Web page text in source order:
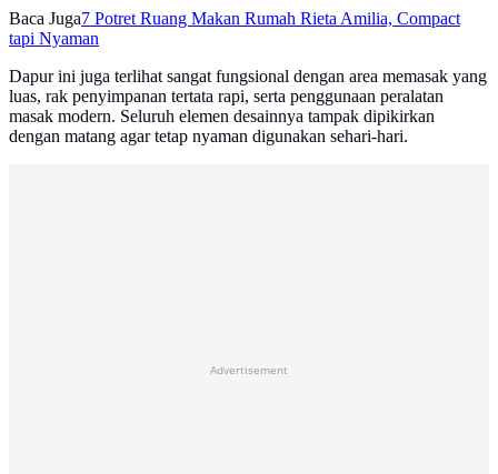
Baca Juga7 Potret Ruang Makan Rumah Rieta Amilia, Compact
tapi Nyaman
Dapur ini juga terlihat sangat fungsional dengan area memasak yang
luas, rak penyimpanan tertata rapi, serta penggunaan peralatan
masak modern. Seluruh elemen desainnya tampak dipikirkan
dengan matang agar tetap nyaman digunakan sehari-hari.
Advertisement